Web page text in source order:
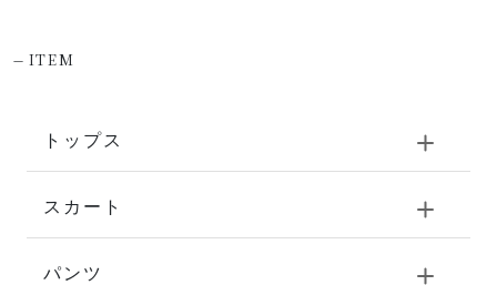
-ITEM
トップス
スカート
パンツ